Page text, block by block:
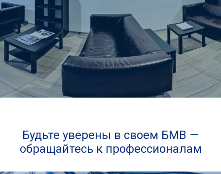
Будьте уверены в своем БМВ —
обращайтесь к профессионалам